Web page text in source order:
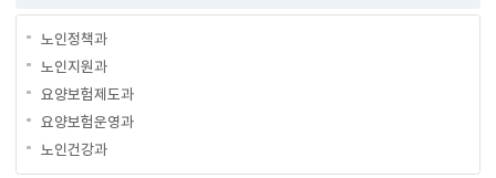
노인정책과
노인지원과
요양보험제도과
요양보험운영과
노인건강과